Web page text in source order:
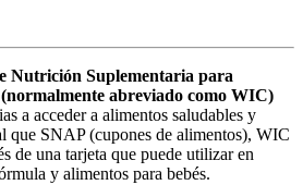
Nutrición Suplementaria para
abreviado como WIC)
a acceder a alimentos saludables y
que SNAP (cupones de alimentos), WIC
de una tarjeta que puede utilizar en
y alimentos para bebés.